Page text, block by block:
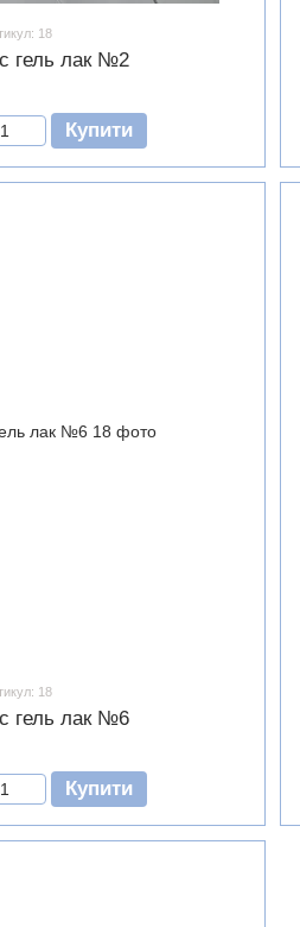
18
гель лак №2
Купити
18
гель лак №6
Купити